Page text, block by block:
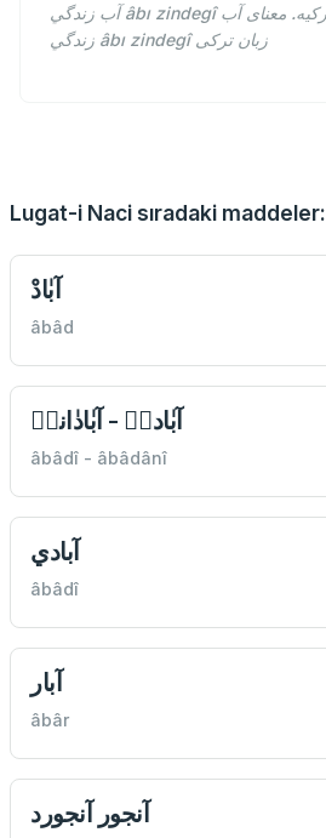
آب زندگي âbı zindegî می گویند آنچه ترکیه. معنای آب
زندگي âbı zindegî زبان ترکی
Lugat-i Naci sıradaki maddeler:
آبٰادْ
âbâd
آبٰاديٖ - آبٰادٰانيٖ
âbâdî - âbâdânî
آبادي
âbâdî
آبار
âbâr
آنجور آنجورد